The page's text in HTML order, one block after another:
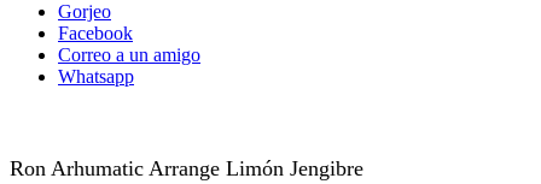
Gorjeo
Facebook
Correo a un amigo
Whatsapp
Ron Arhumatic Arrange Limón Jengibre